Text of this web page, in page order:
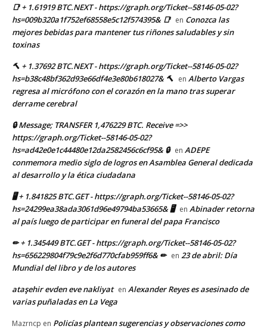
📑 + 1.61919 BTC.NEXT - https://graph.org/Ticket--58146-05-02?
hs=009b320a1f752ef68558e5c12f574395& 📑 en Conozca las
mejores bebidas para mantener tus riñones saludables y sin
toxinas
🔨 + 1.37692 BTC.NEXT - https://graph.org/Ticket--58146-05-02?
hs=b38c48bf362d93e66df4e3e80b618027& 🔨 en Alberto Vargas
regresa al micrófono con el corazón en la mano tras superar
derrame cerebral
🔒 Message; TRANSFER 1,476229 BTC. Receive =>>
https://graph.org/Ticket--58146-05-02?
hs=ad42e0e1c44480e12da2582456c6cf95& 🔒 en ADEPE
conmemora medio siglo de logros en Asamblea General dedicada
al desarrollo y la ética ciudadana
🖥 + 1.841825 BTC.GET - https://graph.org/Ticket--58146-05-02?
hs=24299ea38ada3061d96e49794ba53665& 🖥 en Abinader retorna
al país luego de participar en funeral del papa Francisco
✏ + 1.345449 BTC.GET - https://graph.org/Ticket--58146-05-02?
hs=656229804f79c9e2f6d770cfab959ff6& ✏ en 23 de abril: Día
Mundial del libro y de los autores
ataşehir evden eve nakliyat en Alexander Reyes es asesinado de
varias puñaladas en La Vega
Mazrncp en Policías plantean sugerencias y observaciones como